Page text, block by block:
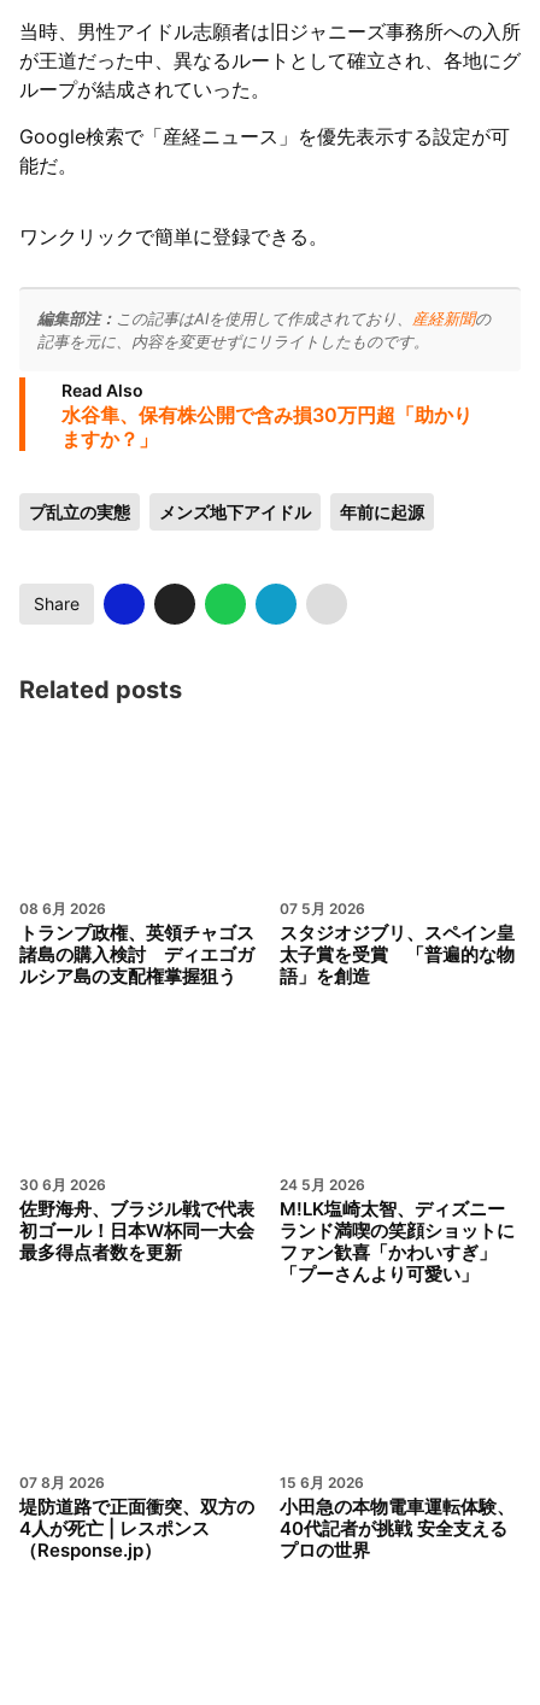
当時、男性アイドル志願者は旧ジャニーズ事務所への入所
が王道だった中、異なるルートとして確立され、各地にグ
ループが結成されていった。
Google検索で「産経ニュース」を優先表示する設定が可
能だ。
ワンクリックで簡単に登録できる。
編集部注： この記事はAIを使用して作成されており、 産経新聞の
記事を元に、内容を変更せずにリライトしたものです。
Read Also
水谷隼、保有株公開で含み損30万円超「助かり
ますか？」
プ乱立の実態 メンズ地下アイドル 年前に起源
Share
Related posts
08 6月 2026
トランプ政権、英領チャゴス
諸島の購入検討 ディエゴガ
ルシア島の支配権掌握狙う
07 5月 2026
スタジオジブリ、スペイン皇
太子賞を受賞 「普遍的な物
語」を創造
30 6月 2026
佐野海舟、ブラジル戦で代表
初ゴール！日本W杯同一大会
最多得点者数を更新
24 5月 2026
M!LK塩崎太智、ディズニー
ランド満喫の笑顔ショットに
ファン歓喜「かわいすぎ」
「プーさんより可愛い」
07 8月 2026
堤防道路で正面衝突、双方の
4人が死亡 | レスポンス
（Response.jp）
15 6月 2026
小田急の本物電車運転体験、
40代記者が挑戦 安全支える
プロの世界